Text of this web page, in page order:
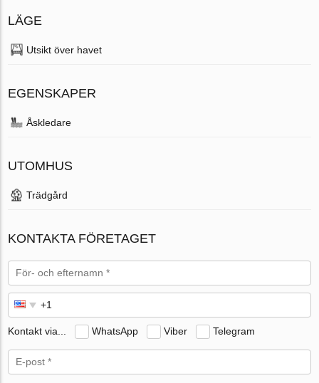
LÄGE
Utsikt över havet
EGENSKAPER
Åskledare
UTOMHUS
Trädgård
KONTAKTA FÖRETAGET
Kontakt via... WhatsApp Viber Telegram